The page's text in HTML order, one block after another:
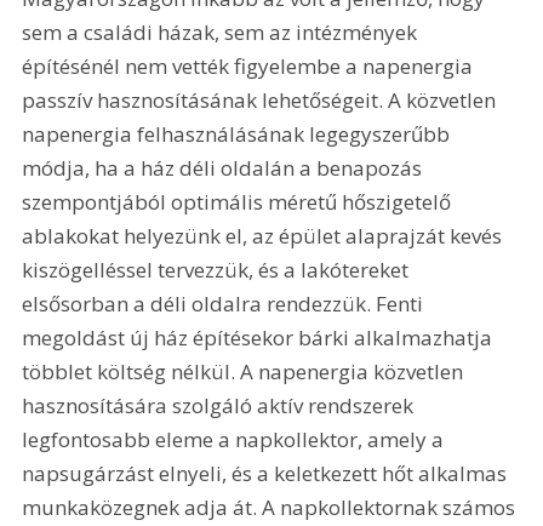
sem a családi házak, sem az intézmények
építésénél nem vették figyelembe a napenergia
passzív hasznosításának lehetőségeit. A közvetlen
napenergia felhasználásának legegyszerűbb
módja, ha a ház déli oldalán a benapozás
szempontjából optimális méretű hőszigetelő
ablakokat helyezünk el, az épület alaprajzát kevés
kiszögelléssel tervezzük, és a lakótereket
elsősorban a déli oldalra rendezzük. Fenti
megoldást új ház építésekor bárki alkalmazhatja
többlet költség nélkül. A napenergia közvetlen
hasznosítására szolgáló aktív rendszerek
legfontosabb eleme a napkollektor, amely a
napsugárzást elnyeli, és a keletkezett hőt alkalmas
munkaközegnek adja át. A napkollektornak számos